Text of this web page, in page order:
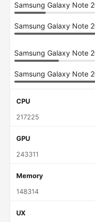
Samsung Galaxy Note
Samsung Galaxy Note
Samsung Galaxy Note
Samsung Galaxy Note
CPU
217225
GPU
243311
Memory
148314
UX